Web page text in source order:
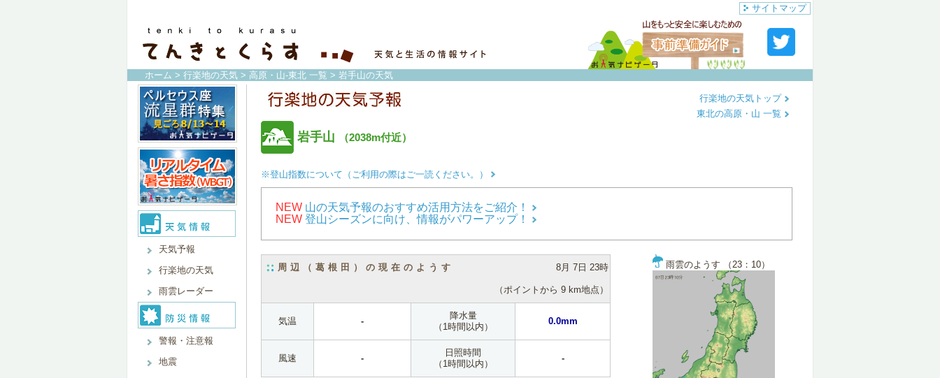
サイトマップ
ホーム > 行楽地の天気 > 高原・山-東北 一覧 > 岩手山の天気
天気予報
行楽地の天気
雨雲レーダー
警報・注意報
地震
岩手山 （2038m付近）
行楽地の天気トップ
東北の高原・山 一覧
※登山指数について（ご利用の際はご一読ください。）
NEW 山の天気予報のおすすめ活用方法をご紹介！
NEW 登山シーズンに向け、情報がパワーアップ！
周辺（葛根田）の現在のようす 8月 7日 23時
（ポイントから 9 km地点）
気温 -
降水量
（1時間以内）
0.0mm
風速 -
日照時間
（1時間以内）
-
雨雲のようす （23：10）